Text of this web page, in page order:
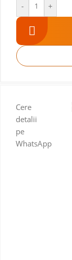
- +
Cere
detalii
pe
WhatsApp